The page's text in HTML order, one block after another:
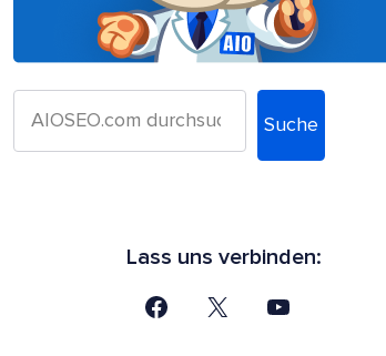
Suche
Lass uns verbinden: